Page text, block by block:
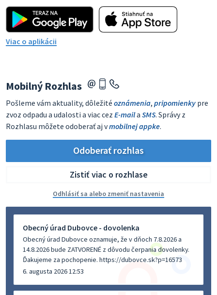
Viac o aplikácii
Mobilný Rozhlas
Pošleme vám aktuality, dôležité oznámenia, pripomienky pre
zvoz odpadu a udalosti a viac cez E-maila SMS. Správy z
Rozhlasu môžete odoberať aj vmobilnej appke.
Odoberať rozhlas
Zistiť viac o rozhlase
Odhlásiť sa alebo zmeniť nastavenia
Obecný úrad Dubovce - dovolenka
Obecný úrad Dubovce oznamuje, že v dňoch 7.8.2026 a
14.8.2026 bude ZATVORENÉ z dôvodu čerpania dovolenky.
Ďakujeme za pochopenie. https://dubovce.sk?p=16573
6. augusta 2026 12:53